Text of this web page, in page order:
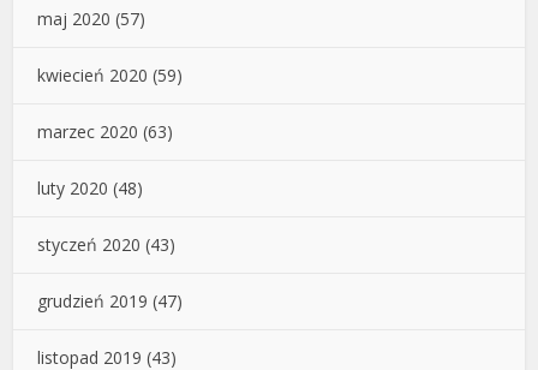
maj 2020 (57)
kwiecień 2020 (59)
marzec 2020 (63)
luty 2020 (48)
styczeń 2020 (43)
grudzień 2019 (47)
listopad 2019 (43)